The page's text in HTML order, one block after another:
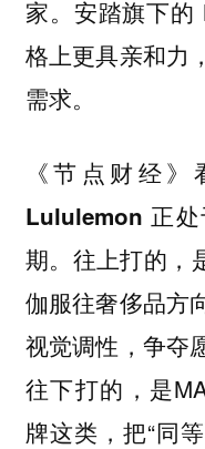
家。安踏旗下的
格上更具亲和力
需求。
《节点财经
Lululemon 正
期。往上打的，
伽服往奢侈品方
视觉调性，争夺
往下打的，是
牌这类，把“同